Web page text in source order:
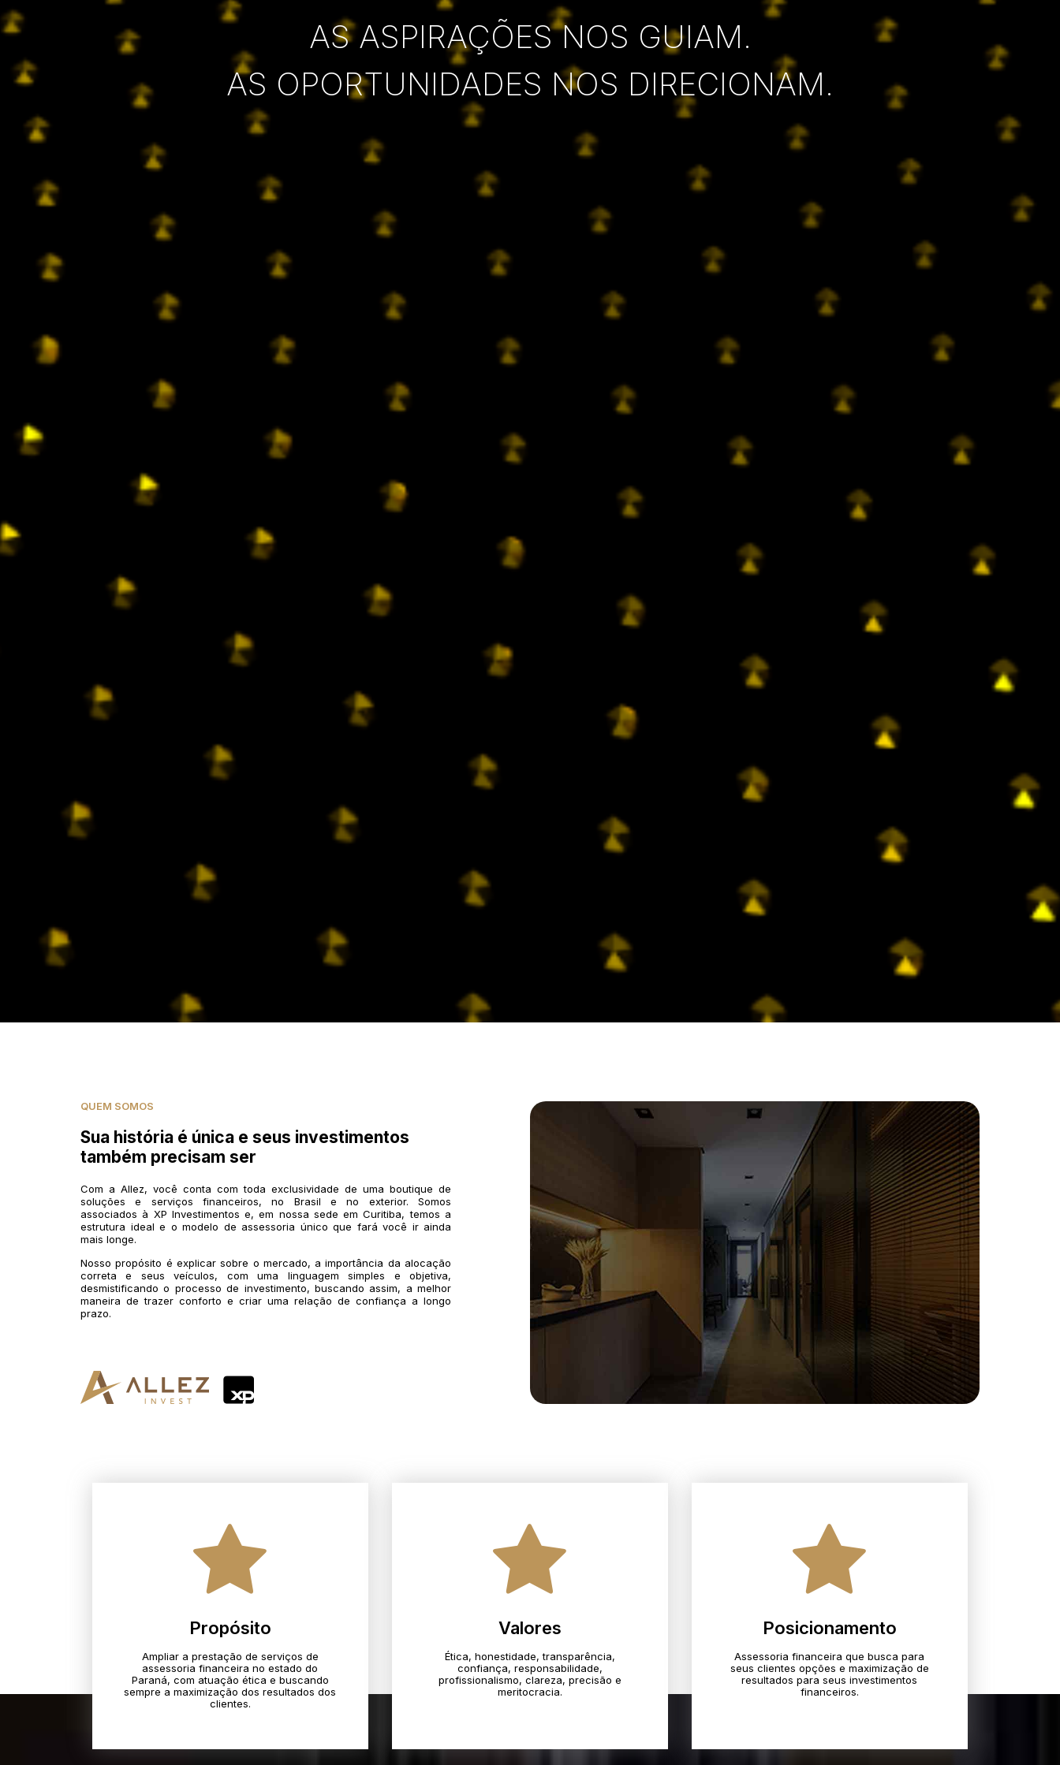
AS ASPIRAÇÕES NOS GUIAM.
AS OPORTUNIDADES NOS DIRECIONAM.
QUEM SOMOS
Sua história é única e seus investimentos
também precisam ser
Com a Allez, você conta com toda exclusividade de uma boutique de
soluções e serviços financeiros, no Brasil e no exterior. Somos
associados à XP Investimentos e, em nossa sede em Curitiba, temos a
estrutura ideal e o modelo de assessoria único que fará você ir ainda
mais longe.
Nosso propósito é explicar sobre o mercado, a importância da alocação
correta e seus veículos, com uma linguagem simples e objetiva,
desmistificando o processo de investimento, buscando assim, a melhor
maneira de trazer conforto e criar uma relação de confiança a longo
prazo.
Propósito
Ampliar a prestação de serviços de
assessoria financeira no estado do
Paraná, com atuação ética e buscando
sempre a maximização dos resultados dos
clientes.
Valores
Ética, honestidade, transparência,
confiança, responsabilidade,
profissionalismo, clareza, precisão e
meritocracia.​
Posicionamento
Assessoria financeira que busca para
seus clientes opções e maximização de
resultados para seus investimentos
financeiros.